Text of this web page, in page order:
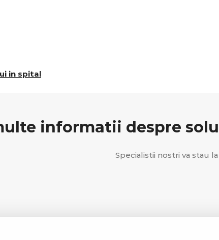
in spital
informatii despre
Specialistii nostri va stau